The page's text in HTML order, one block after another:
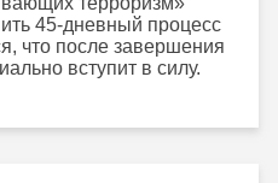
45-дневный процесс
что после завершения
вступит в силу.